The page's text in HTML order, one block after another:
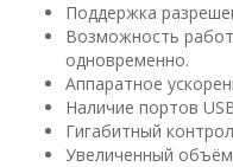
Поддержка
Возможность
одновременно.
Аппаратное
Наличие портов
Гигабитный
Увеличенный